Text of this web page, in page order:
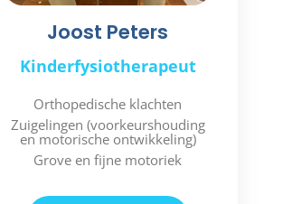
Joost Peters
Kinderfysiotherapeut
Orthopedische klachten
Zuigelingen (voorkeurshouding
en motorische ontwikkeling)
Grove en fijne motoriek